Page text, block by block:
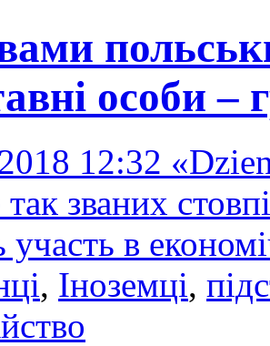
особи
12:32
званих
участь в
, Іноземці,